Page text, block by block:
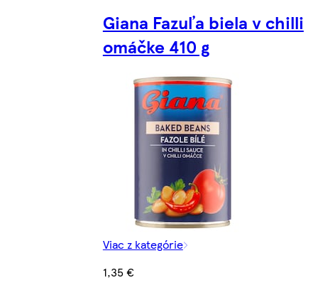
Giana Fazuľa biela v chilli
omáčke 410 g
Viac z kategórie
1,35 €